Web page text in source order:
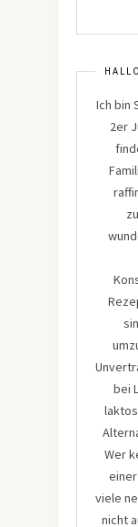
Ich bin
2er
bei
Wer
viele
nicht